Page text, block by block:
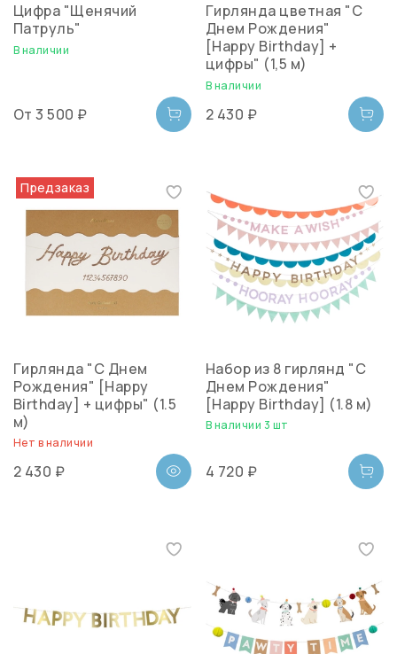
Цифра "Щенячий
Патруль"
В наличии
От 3 500 ₽
Гирлянда цветная "С
Днем Рождения"
[Happy Birthday] +
цифры" (1,5 м)
В наличии
2 430 ₽
Предзаказ
Гирлянда "С Днем
Рождения" [Happy
Birthday] + цифры" (1.5
м)
Нет в наличии
2 430 ₽
Набор из 8 гирлянд "С
Днем Рождения"
[Happy Birthday] (1.8 м)
В наличии 3 шт
4 720 ₽